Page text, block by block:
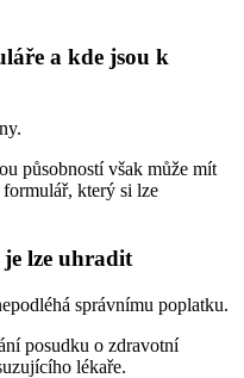
a kde jsou k
působností však může mít
který si lze
lze uhradit
správnímu poplatku.
posudku o zdravotní
lékaře.